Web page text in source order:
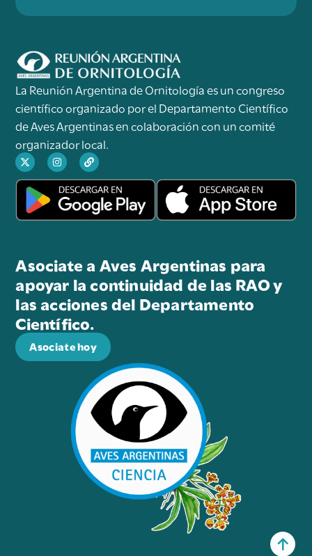
La Reunión Argentina de Ornitología es un congreso
científico organizado por el Departamento Científico
de Aves Argentinas en colaboración con un comité
organizador local.
Asociate a Aves Argentinas para
apoyar la continuidad de las RAO y
las acciones del Departamento
Científico.
Asociate hoy